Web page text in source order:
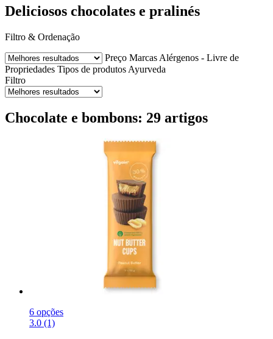
Deliciosos chocolates e pralinés
Filtro & Ordenação
Preço Marcas Alérgenos - Livre de
Propriedades Tipos de produtos Ayurveda
Filtro
Chocolate e bombons: 29 artigos
6 opções
3.0 (1)